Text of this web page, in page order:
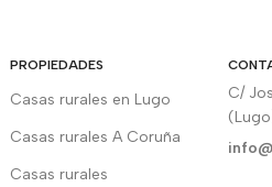
PROPIEDADES
Casas rurales en Lugo
Casas rurales A Coruña
Casas rurales
C/